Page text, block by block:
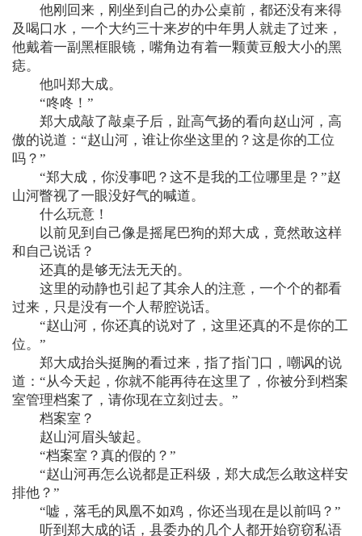
他刚回来，刚坐到自己的办公桌前，都还没有来得
及喝口水，一个大约三十来岁的中年男人就走了过来，
他戴着一副黑框眼镜，嘴角边有着一颗黄豆般大小的黑
痣。
他叫郑大成。
“咚咚！”
郑大成敲了敲桌子后，趾高气扬的看向赵山河，高
傲的说道：“赵山河，谁让你坐这里的？这是你的工位
吗？”
“郑大成，你没事吧？这不是我的工位哪里是？”赵
山河瞥视了一眼没好气的喊道。
什么玩意！
以前见到自己像是摇尾巴狗的郑大成，竟然敢这样
和自己说话？
还真的是够无法无天的。
这里的动静也引起了其余人的注意，一个个的都看
过来，只是没有一个人帮腔说话。
“赵山河，你还真的说对了，这里还真的不是你的工
位。”
郑大成抬头挺胸的看过来，指了指门口，嘲讽的说
道：“从今天起，你就不能再待在这里了，你被分到档案
室管理档案了，请你现在立刻过去。”
档案室？
赵山河眉头皱起。
“档案室？真的假的？”
“赵山河再怎么说都是正科级，郑大成怎么敢这样安
排他？”
“嘘，落毛的凤凰不如鸡，你还当现在是以前吗？”
听到郑大成的话，县委办的几个人都开始窃窃私语